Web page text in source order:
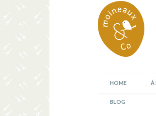
HOME À
BLOG